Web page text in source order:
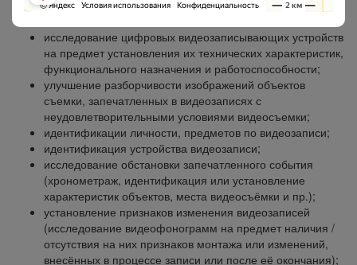
при исследовании видеозаписей:
исследование цифровых видеозаписывающих устройств
на предмет установления их технических характеристик,
функционального назначения и работоспособности;
улучшение разборчивости изображений объектов
съемки, запечатленных в видеозаписях с
неудовлетворительными условиями видеосъемки;
идентификации личности, предметов по видеозаписи;
идентификация устройства видеозаписи;
исследование обстановки запечатленного события
(хронометраж, идентификация или установление
характеристик объектов, места видеосъёмки и пр.);
установление признаков изменения видеозаписей
(исследование видеофонограмм на предмет наличия /
отсутствия на них признаков монтажа или изменений,
внесённых в процессе записи или после её окончания);